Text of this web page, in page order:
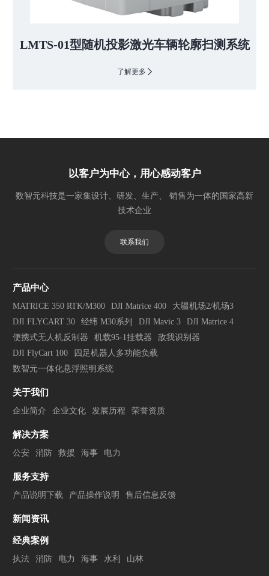
LMTS-01型随机投影激光车辆轮廓扫测系统
了解更多
以客户为中心，用心感动客户
数智元科技是一家集设计、研发、生产、 销售为一体的国家高新
技术企业
联系我们
产品中心
MATRICE 350 RTK/M300 DJI Matrice 400
大疆机场2/机场3
DJI FLYCART 30
经纬 M30系列 DJI Mavic 3
DJI Matrice 4
便携式无人机反制器
机载95-1挂载器
敌我识别器
DJI FlyCart 100
四足机器人多功能负载
数智元一体化悬浮照明系统
关于我们
企业简介 企业文化 发展历程 荣誉资质
解决方案
公安 消防 救援 海事 电力
服务支持
产品说明下载 产品操作说明 售后信息反馈
新闻资讯
经典案例
执法 消防 电力 海事 水利 山林